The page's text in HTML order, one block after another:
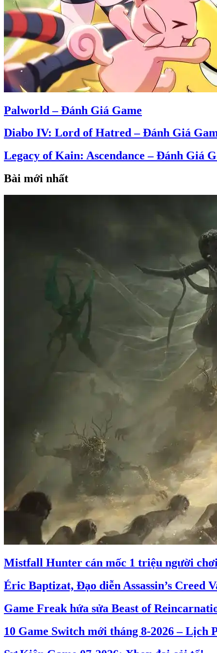
Palworld – Đánh Giá Game
Diabo IV: Lord of Hatred – Đánh Giá
Legacy of Kain: Ascendance – Đánh Giá
Bài mới nhất
Mistfall Hunter cán mốc 1 triệu người
Éric Baptizat, Đạo diễn Assassin’s
Game Freak hứa sửa Beast of
10 Game Switch mới tháng 8-2026 – Lịch